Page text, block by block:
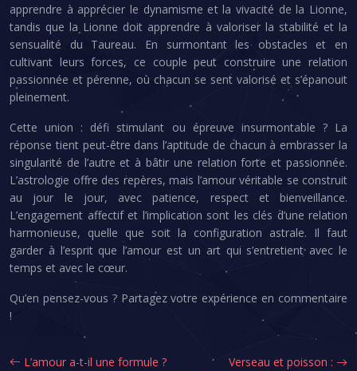
apprendre à apprécier le dynamisme et la vivacité de la Lionne,
tandis que la Lionne doit apprendre à valoriser la stabilité et la
sensualité du Taureau. En surmontant les obstacles et en
cultivant leurs forces, ce couple peut construire une relation
passionnée et pérenne, où chacun se sent valorisé et s’épanouit
pleinement.
Cette union : défi stimulant ou épreuve insurmontable ? La
réponse tient peut-être dans l’aptitude de chacun à embrasser la
singularité de l’autre et à bâtir une relation forte et passionnée.
L’astrologie offre des repères, mais l’amour véritable se construit
au jour le jour, avec patience, respect et bienveillance.
L’engagement affectif et l’implication sont les clés d’une relation
harmonieuse, quelle que soit la configuration astrale. Il faut
garder à l’esprit que l’amour est un art qui s’entretient avec le
temps et avec le cœur.
Qu’en pensez-vous ? Partagez votre expérience en commentaire
!
L’amour a-t-il une formule ?
Verseau et poisson :